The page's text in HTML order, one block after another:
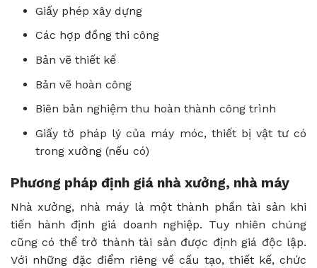
Giấy phép xây dựng
Các hợp đồng thi công
Bản vẽ thiết kế
Bản vẽ hoàn công
Biên bản nghiệm thu hoàn thành công trình
Giấy tờ pháp lý của máy móc, thiết bị vật tư có
trong xưởng (nếu có)
Phương pháp định giá nhà xưởng, nhà máy
Nhà xưởng, nhà máy là một thành phần tài sản khi
tiến hành định giá doanh nghiệp. Tuy nhiên chúng
cũng có thể trở thành tài sản được định giá độc lập.
Với những đặc điểm riêng về cấu tạo, thiết kế, chức